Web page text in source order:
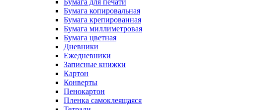
Бумага для печати
Бумага копировальная
Бумага крепированная
Бумага миллиметровая
Бумага цветная
Дневники
Ежедневники
Записные книжки
Картон
Конверты
Пенокартон
Пленка самоклеящаяся